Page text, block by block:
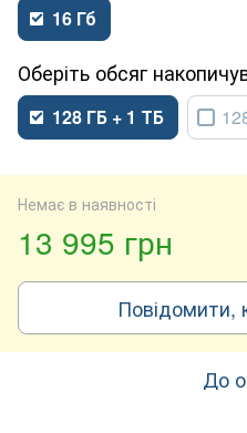
16 Гб
обсяг
128 ГБ + 1 ТБ
Немає в наявності
13 995 грн
Повідомити,
До